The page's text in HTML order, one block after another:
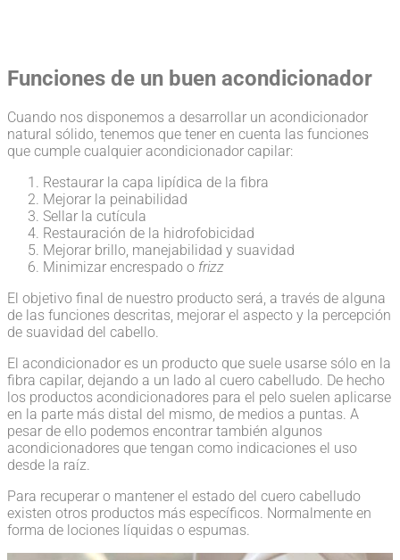
Funciones de un buen acondicionador
Cuando nos disponemos a desarrollar un acondicionador
natural sólido, tenemos que tener en cuenta las funciones
que cumple cualquier acondicionador capilar:
Restaurar la capa lipídica de la fibra
Mejorar la peinabilidad
Sellar la cutícula
Restauración de la hidrofobicidad
Mejorar brillo, manejabilidad y suavidad
Minimizar encrespado o frizz
El objetivo final de nuestro producto será, a través de alguna
de las funciones descritas, mejorar el aspecto y la percepción
de suavidad del cabello.
El acondicionador es un producto que suele usarse sólo en la
fibra capilar, dejando a un lado al cuero cabelludo. De hecho
los productos acondicionadores para el pelo suelen aplicarse
en la parte más distal del mismo, de medios a puntas. A
pesar de ello podemos encontrar también algunos
acondicionadores que tengan como indicaciones el uso
desde la raíz.
Para recuperar o mantener el estado del cuero cabelludo
existen otros productos más específicos. Normalmente en
forma de lociones líquidas o espumas.